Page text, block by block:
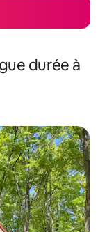
durée à